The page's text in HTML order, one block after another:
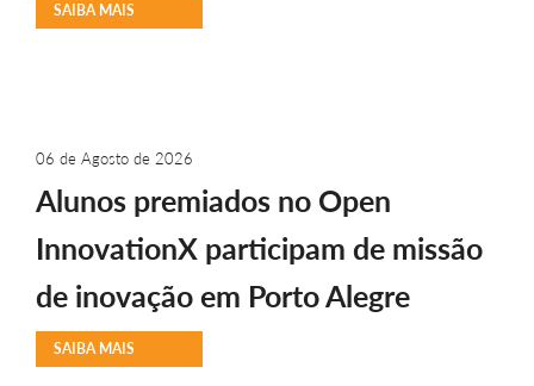
SAIBA MAIS
06 de Agosto de 2026
Alunos premiados no Open
InnovationX participam de missão
de inovação em Porto Alegre
SAIBA MAIS